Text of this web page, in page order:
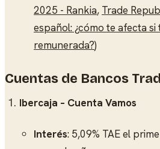
2025 - Rankia, Trade
español: ¿cómo te afecta si
remunerada?)
Cuentas de Bancos
Ibercaja – Cuenta Vamos
Interés: 5,09% TAE el